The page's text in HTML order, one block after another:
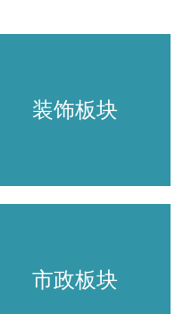
装饰板块
市政板块